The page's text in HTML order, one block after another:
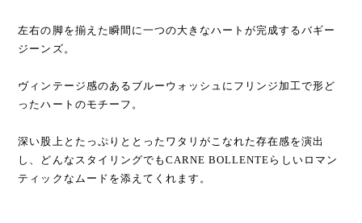
左右の脚を揃えた瞬間に一つの大きなハートが完成するバギー
ジーンズ。
ヴィンテージ感のあるブルーウォッシュにフリンジ加工で形ど
ったハートのモチーフ。
深い股上とたっぷりととったワタリがこなれた存在感を演出
し、どんなスタイリングでもCARNE BOLLENTEらしいロマン
ティックなムードを添えてくれます。